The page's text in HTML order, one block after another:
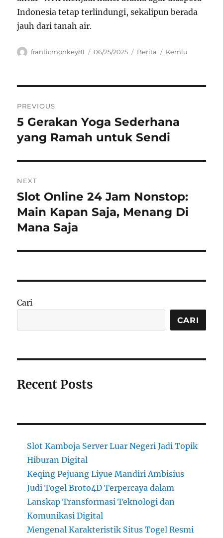
Indonesia tetap terlindungi, sekalipun berada
jauh dari tanah air.
Author
franticmonkey81
Posted
06/25/2025 Categories
Berita Tags
Kemlu
pos
PREVIOUS
Previous
post:
5 Gerakan Yoga Sederhana
yang Ramah untuk Sendi
NEXT
Next
post:
Slot Online 24 Jam Nonstop:
Main Kapan Saja, Menang Di
Mana Saja
Cari
CARI
Recent Posts
Slot Kamboja Server Luar Negeri Jadi Topik
Hiburan Digital
Keqing Pejuang Liyue Mandiri Ambisius
Judi Togel Broto4D Terpercaya dalam
Lanskap Transformasi Teknologi dan
Komunikasi Digital
Mengenal Karakteristik Situs Togel Resmi